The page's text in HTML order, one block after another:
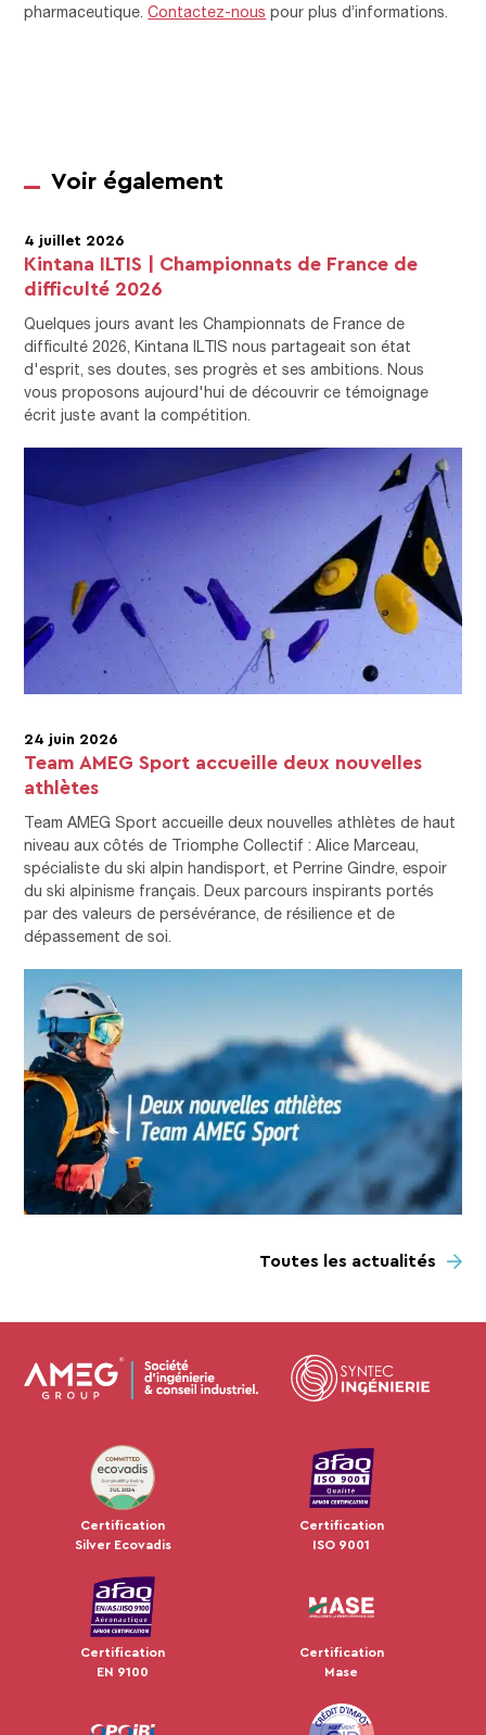
pharmaceutique.Contactez-nous pour plus d’informations.
Voir également
4 juillet 2026
Kintana ILTIS | Championnats de France de
difficulté 2026
Quelques jours avant les Championnats de France de
difficulté 2026, Kintana ILTIS nous partageait son état
d'esprit, ses doutes, ses progrès et ses ambitions. Nous
vous proposons aujourd'hui de découvrir ce témoignage
écrit juste avant la compétition.
24 juin 2026
Team AMEG Sport accueille deux nouvelles
athlètes
Team AMEG Sport accueille deux nouvelles athlètes de haut
niveau aux côtés de Triomphe Collectif : Alice Marceau,
spécialiste du ski alpin handisport, et Perrine Gindre, espoir
du ski alpinisme français. Deux parcours inspirants portés
par des valeurs de persévérance, de résilience et de
dépassement de soi.
Toutes les actualités
JUL 2024
Certification
Silver Ecovadis
Certification
ISO 9001
Certification
EN 9100
Certification
Mase